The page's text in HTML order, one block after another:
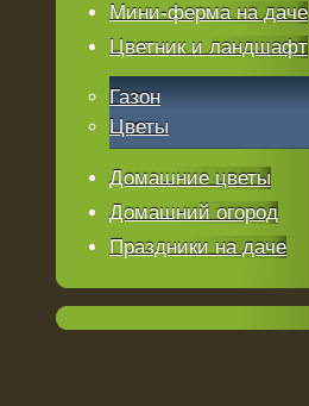
Мини-ферма на даче
Цветник и ландшафт
Газон
Цветы
Домашние цветы
Домашний огород
Праздники на даче